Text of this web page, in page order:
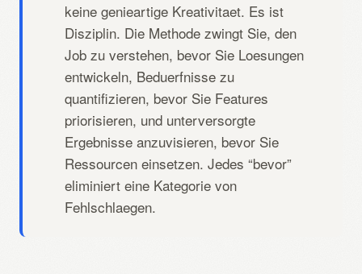
keine genieartige Kreativitaet. Es ist
Disziplin. Die Methode zwingt Sie, den
Job zu verstehen, bevor Sie Loesungen
entwickeln, Beduerfnisse zu
quantifizieren, bevor Sie Features
priorisieren, und unterversorgte
Ergebnisse anzuvisieren, bevor Sie
Ressourcen einsetzen. Jedes “bevor”
eliminiert eine Kategorie von
Fehlschlaegen.